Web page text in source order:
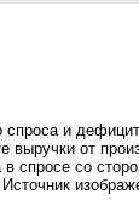
и
выручки от
в спросе со